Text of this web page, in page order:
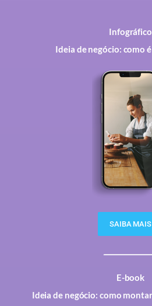
Infográfico
Ideia de negócio: como
SAIBA MAIS
E-book
Ideia de negócio: como